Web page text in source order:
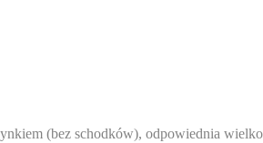
(bez schodków), odpowiednia